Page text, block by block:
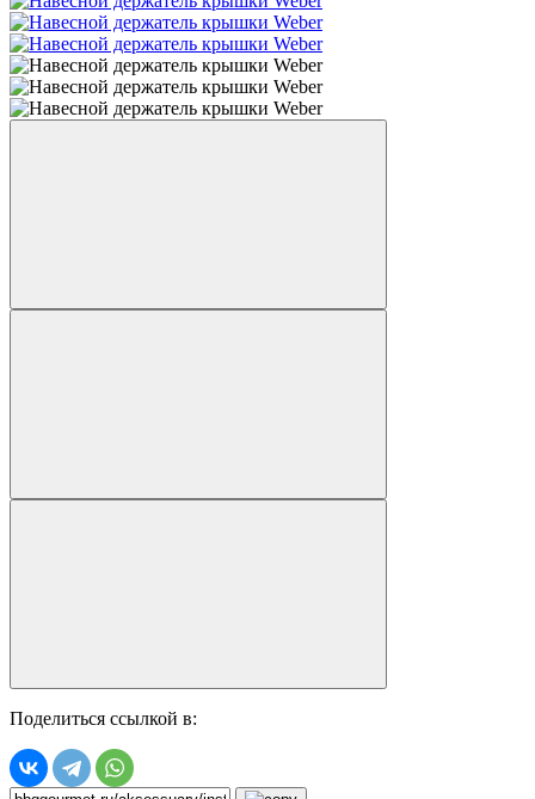
Поделиться ссылкой в: